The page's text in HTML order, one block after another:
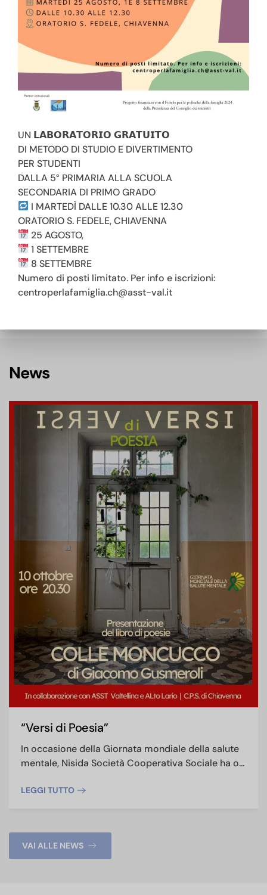
Dove si trova
Mese (SO), via Crollanza 5, 23020
News
“Versi di Poesia”
In occasione della Giornata mondiale della salute
mentale, Nisida Società Cooperativa Sociale ha o…
LEGGI TUTTO
VAI ALLE NEWS
UN 𝗟𝗔𝗕𝗢𝗥𝗔𝗧𝗢𝗥𝗜𝗢 𝗚𝗥𝗔𝗧𝗨𝗜𝗧𝗢
DI METODO DI STUDIO E DIVERTIMENTO
PER STUDENTI
DALLA 5° PRIMARIA ALLA SCUOLA
SECONDARIA DI PRIMO GRADO
I MARTEDÌ DALLE 10.30 ALLE 12.30
ORATORIO S. FEDELE, CHIAVENNA
25 AGOSTO,
1 SETTEMBRE
8 SETTEMBRE
Numero di posti limitato. Per info e iscrizioni:
centroperlafamiglia.ch@asst-val.it